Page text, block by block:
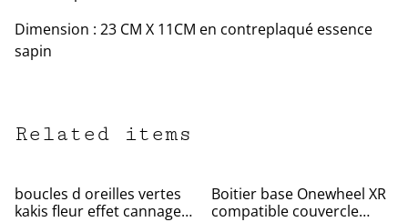
Dimension : 23 CM X 11CM en contreplaqué essence
sapin
Related items
%
boucles d oreilles vertes
kakis fleur effet cannage
Boitier base Onewheel XR
compatible couvercle